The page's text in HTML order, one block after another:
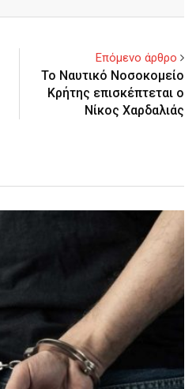
Επόμενο άρθρο
Το Ναυτικό Νοσοκομείο
Κρήτης επισκέπτεται ο
Νίκος Χαρδαλιάς